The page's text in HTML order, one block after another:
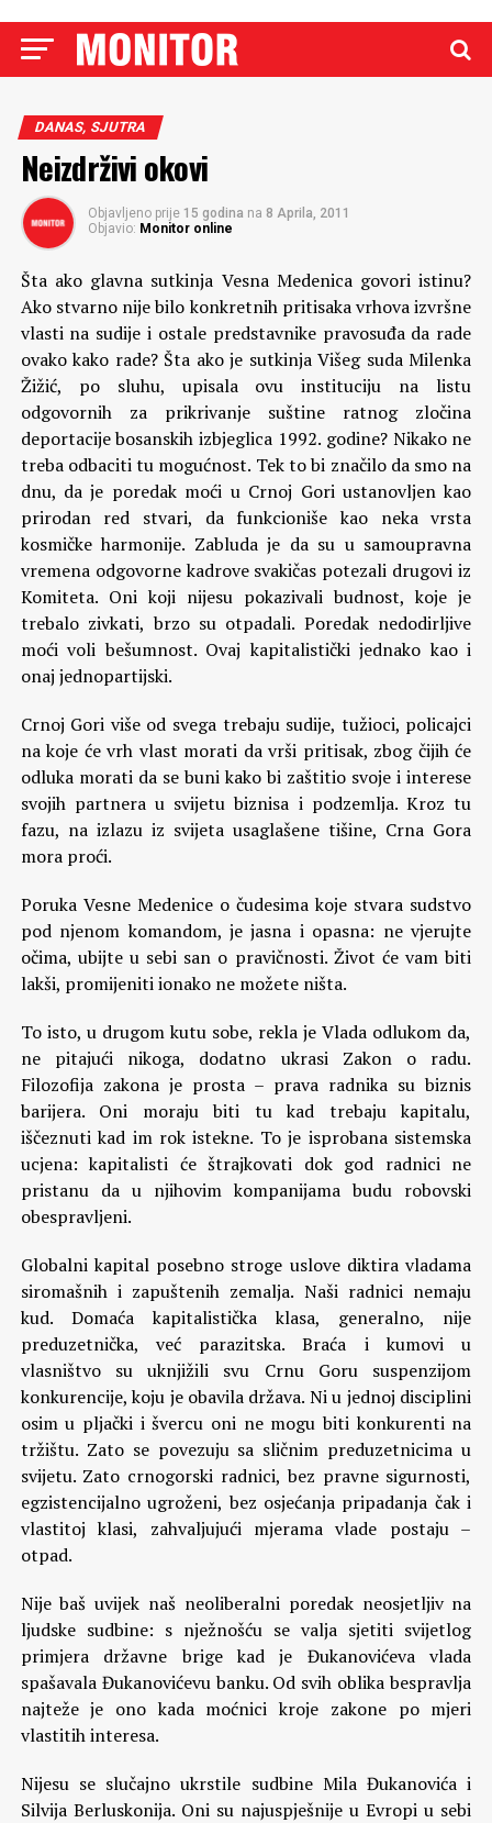
DANAS, SJUTRA
Neizdrživi okovi
Objavljeno prije 15 godina na 8 Aprila, 2011
Objavio: Monitor online
Šta ako glavna sutkinja Vesna Medenica govori istinu?
Ako stvarno nije bilo konkretnih pritisaka vrhova izvršne
vlasti na sudije i ostale predstavnike pravosuđa da rade
ovako kako rade? Šta ako je sutkinja Višeg suda Milenka
Žižić, po sluhu, upisala ovu instituciju na listu
odgovornih za prikrivanje suštine ratnog zločina
deportacije bosanskih izbjeglica 1992. godine? Nikako ne
treba odbaciti tu mogućnost. Tek to bi značilo da smo na
dnu, da je poredak moći u Crnoj Gori ustanovljen kao
prirodan red stvari, da funkcioniše kao neka vrsta
kosmičke harmonije. Zabluda je da su u samoupravna
vremena odgovorne kadrove svakičas potezali drugovi iz
Komiteta. Oni koji nijesu pokazivali budnost, koje je
trebalo zivkati, brzo su otpadali. Poredak nedodirljive
moći voli bešumnost. Ovaj kapitalistički jednako kao i
onaj jednopartijski.
Crnoj Gori više od svega trebaju sudije, tužioci, policajci
na koje će vrh vlast morati da vrši pritisak, zbog čijih će
odluka morati da se buni kako bi zaštitio svoje i interese
svojih partnera u svijetu biznisa i podzemlja. Kroz tu
fazu, na izlazu iz svijeta usaglašene tišine, Crna Gora
mora proći.
Poruka Vesne Medenice o čudesima koje stvara sudstvo
pod njenom komandom, je jasna i opasna: ne vjerujte
očima, ubijte u sebi san o pravičnosti. Život će vam biti
lakši, promijeniti ionako ne možete ništa.
To isto, u drugom kutu sobe, rekla je Vlada odlukom da,
ne pitajući nikoga, dodatno ukrasi Zakon o radu.
Filozofija zakona je prosta – prava radnika su biznis
barijera. Oni moraju biti tu kad trebaju kapitalu,
iščeznuti kad im rok istekne. To je isprobana sistemska
ucjena: kapitalisti će štrajkovati dok god radnici ne
pristanu da u njihovim kompanijama budu robovski
obespravljeni.
Globalni kapital posebno stroge uslove diktira vladama
siromašnih i zapuštenih zemalja. Naši radnici nemaju
kud. Domaća kapitalistička klasa, generalno, nije
preduzetnička, već parazitska. Braća i kumovi u
vlasništvo su uknjižili svu Crnu Goru suspenzijom
konkurencije, koju je obavila država. Ni u jednoj disciplini
osim u pljački i švercu oni ne mogu biti konkurenti na
tržištu. Zato se povezuju sa sličnim preduzetnicima u
svijetu. Zato crnogorski radnici, bez pravne sigurnosti,
egzistencijalno ugroženi, bez osjećanja pripadanja čak i
vlastitoj klasi, zahvaljujući mjerama vlade postaju –
otpad.
Nije baš uvijek naš neoliberalni poredak neosjetljiv na
ljudske sudbine: s nježnošću se valja sjetiti svijetlog
primjera državne brige kad je Đukanovićeva vlada
spašavala Đukanovićevu banku. Od svih oblika bespravlja
najteže je ono kada moćnici kroje zakone po mjeri
vlastitih interesa.
Nijesu se slučajno ukrstile sudbine Mila Đukanovića i
Silvija Berluskonija. Oni su najuspješnije u Evropi u sebi